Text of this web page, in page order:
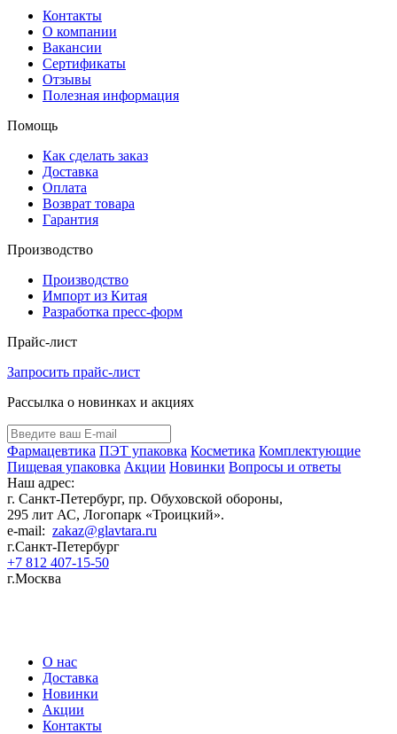
Контакты
О компании
Вакансии
Сертификаты
Отзывы
Полезная информация
Помощь
Как сделать заказ
Доставка
Оплата
Возврат товара
Гарантия
Производство
Производство
Импорт из Китая
Разработка пресс-форм
Прайс-лист
Запросить прайс-лист
Рассылка о новинках и акциях
Фармацевтика ПЭТ упаковка Косметика Комплектующие
Пищевая упаковка Акции Новинки Вопросы и ответы
Наш адрес:
г. Санкт-Петербург, пр. Обуховской обороны,
295 лит АС, Логопарк «Троицкий».
e-mail: zakaz@glavtara.ru
г.Санкт-Петербург
+7 812 407-15-50
г.Москва
О нас
Доставка
Новинки
Акции
Контакты